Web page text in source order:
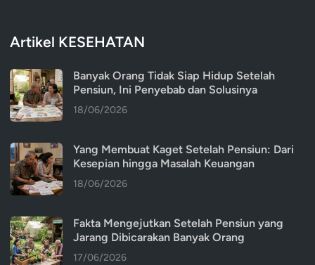
Artikel KESEHATAN
Banyak Orang Tidak Siap Hidup Setelah
Pensiun, Ini Penyebab dan Solusinya
18/06/2026
Yang Membuat Kaget Setelah Pensiun: Dari
Kesepian hingga Masalah Keuangan
18/06/2026
Fakta Mengejutkan Setelah Pensiun yang
Jarang Dibicarakan Banyak Orang
17/06/2026